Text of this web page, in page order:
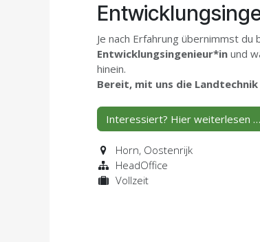
Je nach Erfahrung übernimmst du
Entwicklungsingenieur*in und
hinein.
Bereit, mit uns die Landtechnik
Interessiert? Hier weiterlesen …
Horn, Oostenrijk
HeadOffice
Vollzeit